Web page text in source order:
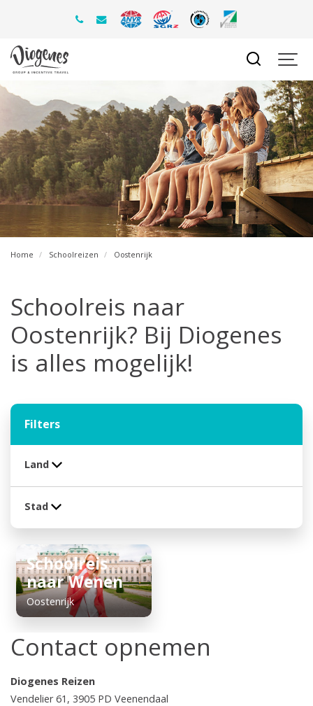
Home Schoolreizen Oostenrijk
Schoolreis naar
Oostenrijk? Bij Diogenes
is alles mogelijk!
Filters
Land
Stad
Schoolreis
naar Wenen
Oostenrijk
Contact opnemen
Diogenes Reizen
Vendelier 61, 3905 PD Veenendaal